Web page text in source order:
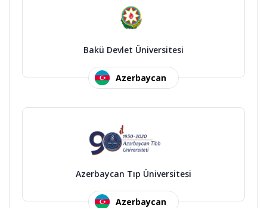
Bakü Devlet Üniversitesi
Azerbaycan
Azerbaycan Tıp Üniversitesi
Azerbaycan